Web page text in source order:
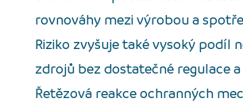
rovnováhy mezi výrobou a
Riziko zvyšuje také vysoký podíl
zdrojů bez dostatečné regulace
Řetězová reakce ochranných